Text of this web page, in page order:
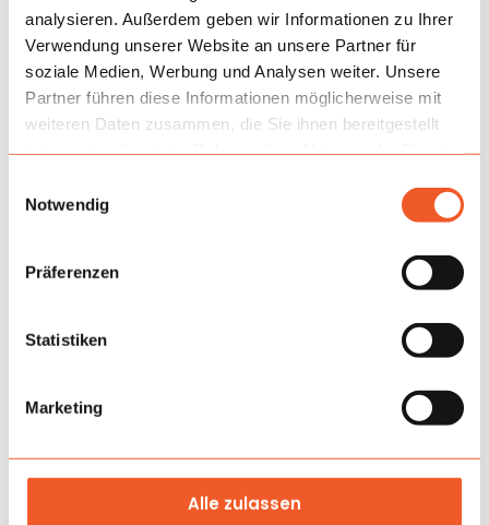
analysieren. Außerdem geben wir Informationen zu Ihrer
Verwendung unserer Website an unsere Partner für
soziale Medien, Werbung und Analysen weiter. Unsere
Partner führen diese Informationen möglicherweise mit
weiteren Daten zusammen, die Sie ihnen bereitgestellt
Notwendig
Präferenzen
Statistiken
Marketing
Alle zulassen
Anwendung
Besucherzahl, bei denen die Teilnehmer in Wellen
verteilt werden muss. Das Labyrinth bindet sowohl die
Fortschritte beobachten, sodass die Zone auch ohne